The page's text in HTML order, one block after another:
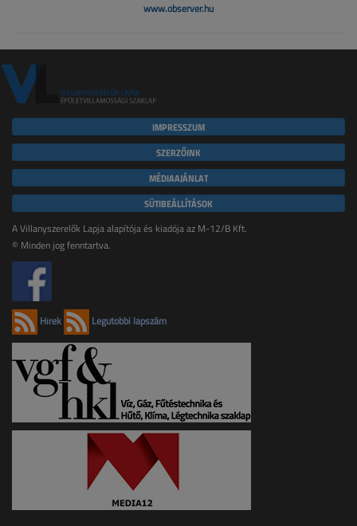
www.observer.hu
IMPRESSZUM
SZERZŐINK
MÉDIAAJÁNLAT
SÜTIBEÁLLÍTÁSOK
A Villanyszerelők Lapja alapítója és kiadója az M-12/B Kft.
© Minden jog fenntartva.
Hírek Legutóbbi lapszám